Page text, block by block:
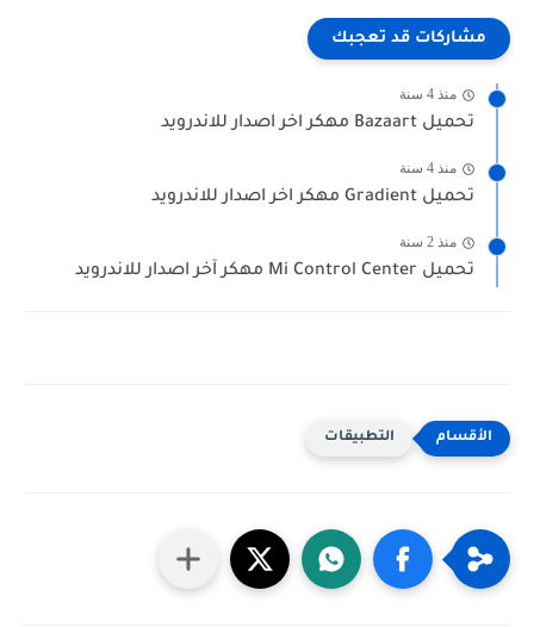
مشاركات قد تعجبك
منذ 4 سنة
تحميل Bazaart مهكر اخر اصدار للاندرويد
منذ 4 سنة
تحميل Gradient مهكر اخر اصدار للاندرويد
منذ 2 سنة
تحميل Mi Control Center مهكر آخر اصدار للاندرويد
التطبيقات